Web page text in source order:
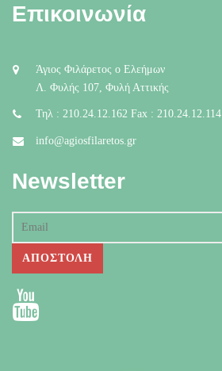
Επικοινωνία
Άγιος Φιλάρετος ο Ελεήμων
Λ. Φυλής 107, Φυλή Αττικής
Τηλ : 210.24.12.162 Fax : 210.24.12.114
info@agiosfilaretos.gr
Newsletter